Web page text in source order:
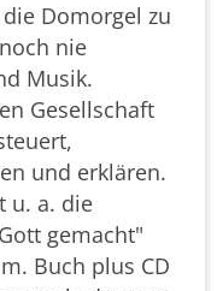
Domorgel zu
nie
Musik.
Gesellschaft
und erklären.
u. a. die
gemacht"
Buch plus CD